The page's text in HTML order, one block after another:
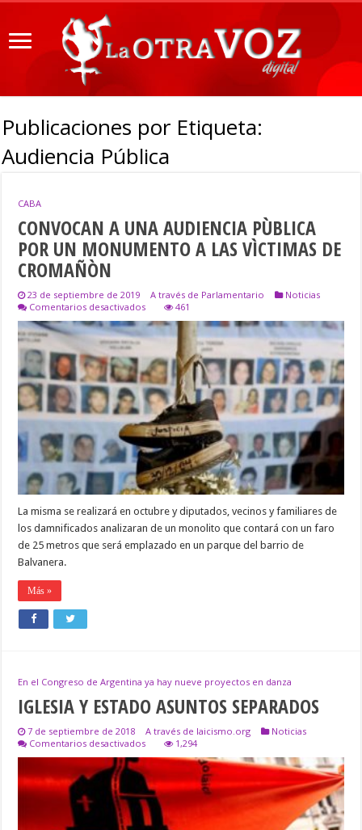
Publicaciones por Etiqueta:
Audiencia Pública
CABA
CONVOCAN A UNA AUDIENCIA PÙBLICA
POR UN MONUMENTO A LAS VÌCTIMAS DE
CROMAÑÒN
23 de septiembre de 2019 A través de Parlamentario
Noticias
Comentarios desactivadosen
CONVOCAN
A
UNA
AUDIENCIA
PÙBLICA
POR
UN
MONUMENTO
A
LAS
VÌCTIMAS
DE
CROMAÑÒN
461
La misma se realizará en octubre y diputados, vecinos y familiares de
los damnificados analizaran de un monolito que contará con un faro
de 25 metros que será emplazado en un parque del barrio de
Balvanera.
Más »
En el Congreso de Argentina ya hay nueve proyectos en danza
IGLESIA Y ESTADO ASUNTOS SEPARADOS
7 de septiembre de 2018 A través de laicismo.org
Noticias
Comentarios desactivadosen
IGLESIA
Y
ESTADO
ASUNTOS
SEPARADOS
1,294